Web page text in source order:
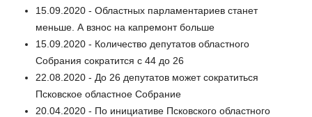
15.09.2020 - Областных парламентариев станет
меньше. А взнос на капремонт больше
15.09.2020 - Количество депутатов областного
Собрания сократится с 44 до 26
22.08.2020 - До 26 депутатов может сократиться
Псковское областное Собрание
20.04.2020 - По инициативе Псковского областного